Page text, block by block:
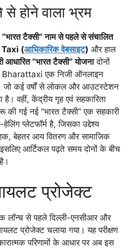
से होने वाला भ्रम
“भारत टैक्सी” नाम से पहले से संचालित
(आधिकारिक वेबसाइट) और हाल
आधारित “भारत टैक्सी” योजनादोनों
एक निजी ऑनलाइन
जो कई वर्षों से लोकल और आउटस्टेशन
है। वहीं, केंद्रीय गृह एवं सहकारिता
की गई नई “भारत टैक्सी” एक सहकारी
प्लेटफॉर्म है, जिसका उद्देश्य
हक, बेहतर आय वितरण और सामाजिक
इसलिए आर्टिकल पढ़ते समय दोनों के बीच
प्रोजेक्ट
लॉन्च से पहले दिल्ली-एनसीआर और
प्रोजेक्ट चलाया गया। यह परीक्षण
परिणामों के आधार पर अब इस